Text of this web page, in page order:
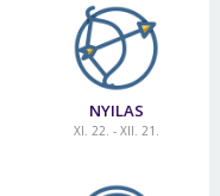
NYILAS
XI. 22. - XII. 21.